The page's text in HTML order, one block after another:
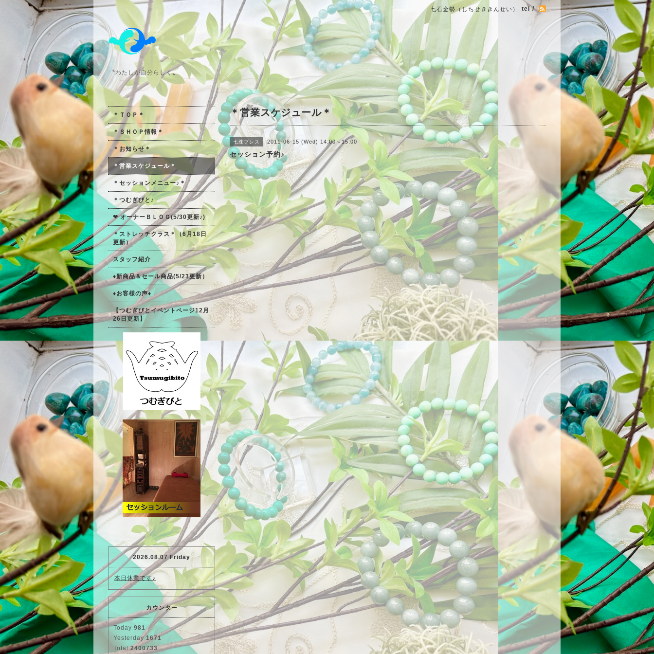
七石金勢（しちせききんせい） tel /
〝わたしが自分らしく〟
＊営業スケジュール＊
七珠ブレス 2011-06-15 (Wed) 14:00～15:00
セッション予約♪
＊ＴＯＰ＊
＊ＳＨＯＰ情報＊
＊お知らせ＊
＊営業スケジュール＊
＊セッションメニュー♪＊
＊つむぎびと♪
❤ オーナーＢＬＯＧ(5/30更新♪)
＊ストレッチクラス＊（6月18日
更新）
スタッフ紹介
♦新商品＆セール商品(5/23更新）
♦お客様の声♦
【つむぎびとイベントページ12月
26日更新】
2026.08.07 Friday
本日休業です♪
カウンター
Today 981
Yesterday1671
Total2400733